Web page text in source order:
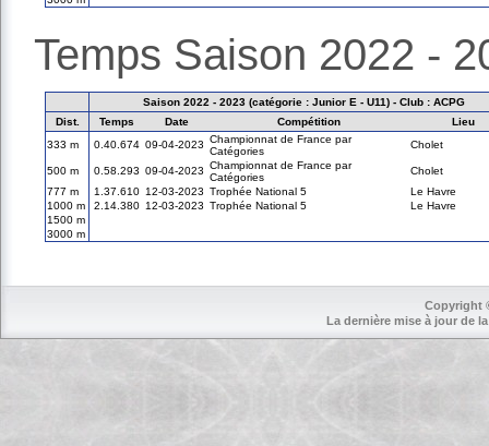
Temps Saison 2022 -
Saison 2022 - 2023 (catégorie : Junior E - U11) - Club : ACPG
Dist.
Temps Date Compétition
Lieu
333 m
0.40.674 09-04-2023 Championnat de France par
Catégories
Cholet
500 m 0.58.293 09-04-2023 Championnat de France par
Catégories
Cholet
777 m
1.37.610 12-03-2023 Trophée National 5
Le Havre
1000 m
2.14.380 12-03-2023 Trophée National 5
Le Havre
1500 m
3000 m
Copyright
La dernière mise à jour de